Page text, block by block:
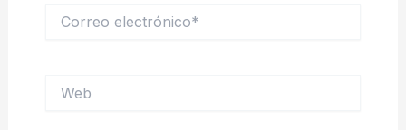
electrónico*